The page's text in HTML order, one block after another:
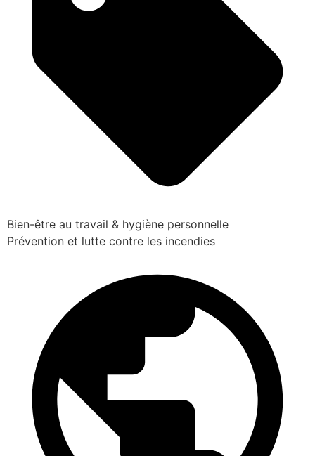
Bien-être au travail & hygiène personnelle
Prévention et lutte contre les incendies